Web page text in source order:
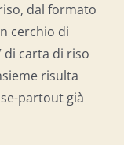
dal formato
cerchio di
di carta di riso
risulta
partout già